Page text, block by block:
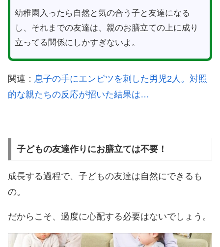
幼稚園入ったら自然と気の合う子と友達になる
し、それまでの友達は、親のお膳立ての上に成り
立ってる関係にしかすぎないよ。
関連： 息子の手にエンピツを刺した男児2人。対照
的な親たちの反応が招いた結果は…
子どもの友達作りにお膳立ては不要！
成長する過程で、子どもの友達は自然にできるも
の。
だからこそ、過度に心配する必要はないでしょう。